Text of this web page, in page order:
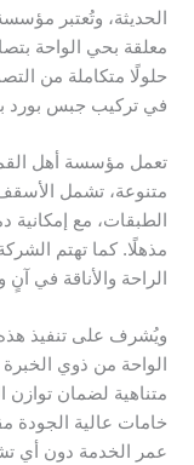
الحديثة، وتُعتبر
معلقة بحي الواحة
حلولًا متكاملة من
في تركيب جبس بورد
تعمل مؤسسة أهل
متنوعة، تشمل الأسقف
الطبقات، مع إمكانية
مذهلًا. كما تهتم
الراحة والأناقة في آنٍ
ويُشرف على تنفيذ
الواحة من ذوي
متناهية لضمان
خامات عالية الجودة
عمر الخدمة دون أي